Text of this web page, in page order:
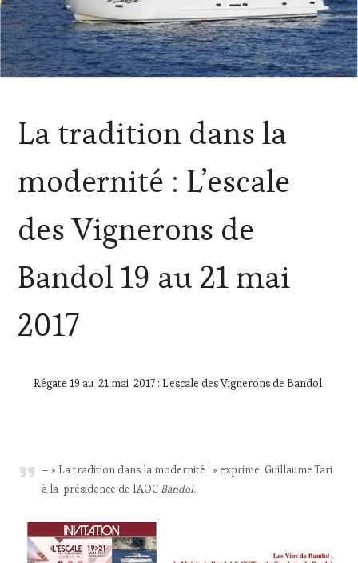
MÉDIAS,
PRESSE
RADIO,
TV,
OENOTOURISME
PARTENAIRES
TOURISME
La tradition dans la
modernité : L’escale
des Vignerons de
Bandol 19 au 21 mai
2017
Régate 19 au 21 mai 2017 : L’escale des Vignerons de Bandol
– » La tradition dans la modernité ! » exprime Guillaume Tari
à la présidence de l’AOCBandol.